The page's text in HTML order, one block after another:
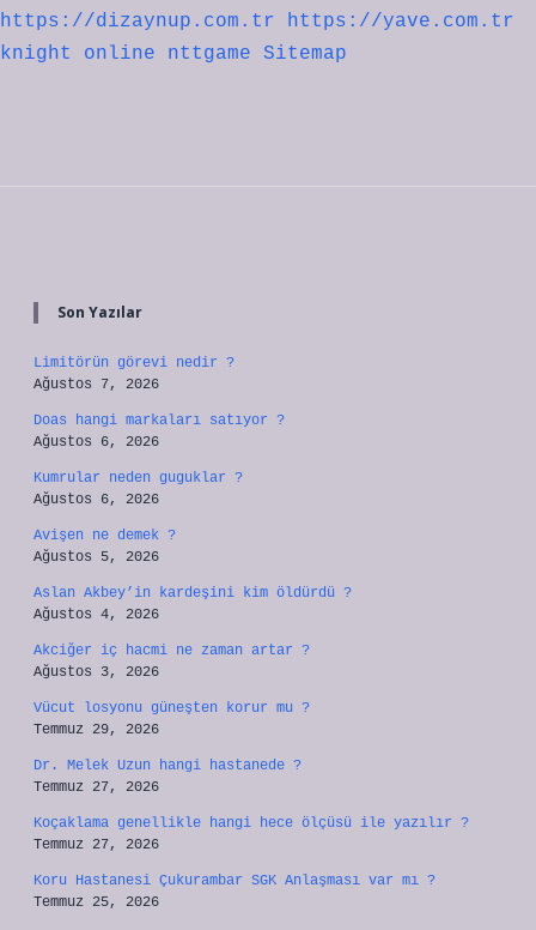
https://dizaynup.com.tr
https://yave.com.tr
knight online
nttgame Sitemap
Son Yazılar
Limitörün görevi nedir ?
Ağustos 7, 2026
Doas hangi markaları satıyor ?
Ağustos 6, 2026
Kumrular neden guguklar ?
Ağustos 6, 2026
Avişen ne demek ?
Ağustos 5, 2026
Aslan Akbey’in kardeşini kim öldürdü ?
Ağustos 4, 2026
Akciğer iç hacmi ne zaman artar ?
Ağustos 3, 2026
Vücut losyonu güneşten korur mu ?
Temmuz 29, 2026
Dr. Melek Uzun hangi hastanede ?
Temmuz 27, 2026
Koçaklama genellikle hangi hece ölçüsü ile yazılır ?
Temmuz 27, 2026
Koru Hastanesi Çukurambar SGK Anlaşması var mı ?
Temmuz 25, 2026